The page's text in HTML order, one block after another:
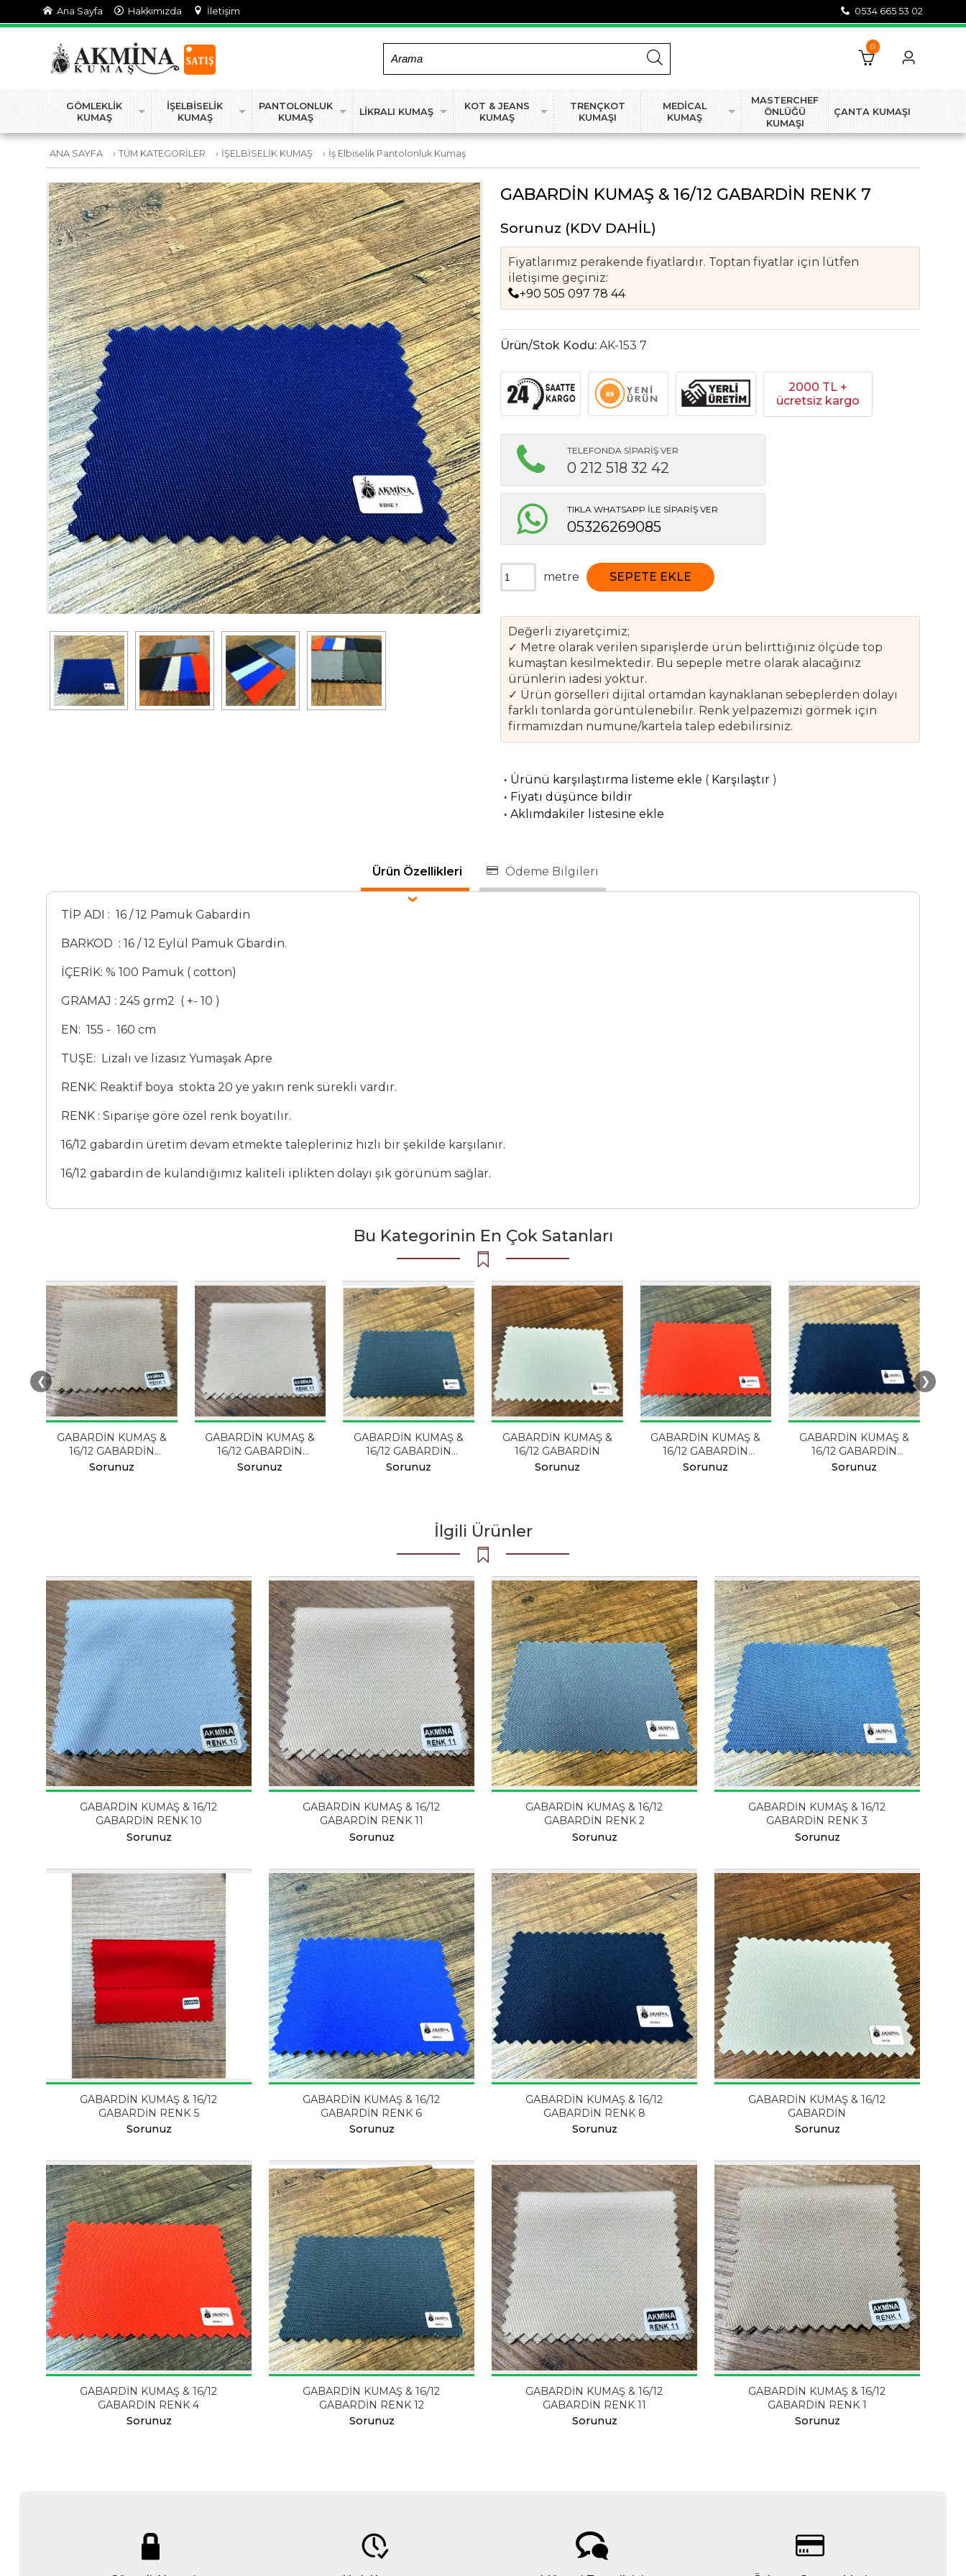
Ana Sayfa Hakkımızda İletişim 0534 665 53 02
0
GÖMLEKLİK
KUMAŞ
İŞELBİSELİK
KUMAŞ
PANTOLONLUK
KUMAŞ
LİKRALI KUMAŞ
KOT & JEANS
KUMAŞ
TRENÇKOT
KUMAŞI
MEDİCAL
KUMAŞ
MASTERCHEF
ÖNLÜĞÜ
KUMAŞI
ÇANTA KUMAŞI
ANA SAYFA › TÜM KATEGORİLER › İŞELBİSELİK KUMAŞ › İş Elbiselik Pantolonluk Kumaş
GABARDİN KUMAŞ & 16/12 GABARDİN RENK 7
Sorunuz (KDV DAHİL)
Fiyatlarımız perakende fiyatlardır. Toptan fiyatlar için lütfen
iletişime geçiniz:
+90 505 097 78 44
Ürün/Stok Kodu:AK-153 7
2000 TL +
ücretsiz kargo
TELEFONDA SİPARİŞ VER
0 212 518 32 42
TIKLA WHATSAPP İLE SİPARİŞ VER
05326269085
metre SEPETE EKLE
Değerli ziyaretçimiz;
✓ Metre olarak verilen siparişlerde ürün belirttiğiniz ölçüde top
kumaştan kesilmektedir. Bu sepeple metre olarak alacağınız
ürünlerin iadesi yoktur.
✓ Ürün görselleri dijital ortamdan kaynaklanan sebeplerden dolayı
farklı tonlarda görüntülenebilir. Renk yelpazemizi görmek için
firmamızdan numune/kartela talep edebilirsiniz.
· Ürünü karşılaştırma listeme ekle ( Karşılaştır )
· Fiyatı düşünce bildir
·Aklımdakiler listesine ekle
Ürün Özellikleri Ödeme Bilgileri
TİP ADI : 16 / 12 Pamuk Gabardin
BARKOD : 16 / 12 Eylül Pamuk Gbardin.
İÇERİK: % 100 Pamuk ( cotton)
GRAMAJ : 245 grm2 ( +- 10 )
EN: 155 - 160 cm
TUŞE: Lizalı ve lizasız Yumaşak Apre
RENK: Reaktif boya stokta 20 ye yakın renk sürekli vardır.
RENK : Siparişe göre özel renk boyatılır.
16/12 gabardin üretim devam etmekte talepleriniz hızlı bir şekilde karşılanır.
16/12 gabardin de kulandığımız kaliteli iplikten dolayı şık görünüm sağlar.
Bu Kategorinin En Çok Satanları
GABARDİN KUMAŞ &
16/12 GABARDİN
RENK 1
Sorunuz
GABARDİN KUMAŞ &
16/12 GABARDİN
RENK 11
Sorunuz
GABARDİN KUMAŞ &
16/12 GABARDİN
RENK 12
Sorunuz
GABARDİN KUMAŞ &
16/12 GABARDİN
Sorunuz
GABARDİN KUMAŞ &
16/12 GABARDİN
RENK 4
Sorunuz
GABARDİN KUMAŞ &
16/12 GABARDİN
RENK 8
Sorunuz
❮ ❯
İlgili Ürünler
GABARDİN KUMAŞ & 16/12
GABARDİN RENK 10
Sorunuz
GABARDİN KUMAŞ & 16/12
GABARDİN RENK 11
Sorunuz
GABARDİN KUMAŞ & 16/12
GABARDİN RENK 2
Sorunuz
GABARDİN KUMAŞ & 16/12
GABARDİN RENK 3
Sorunuz
GABARDİN KUMAŞ & 16/12
GABARDİN RENK 5
Sorunuz
GABARDİN KUMAŞ & 16/12
GABARDİN RENK 6
Sorunuz
GABARDİN KUMAŞ & 16/12
GABARDİN RENK 8
Sorunuz
GABARDİN KUMAŞ & 16/12
GABARDİN
Sorunuz
GABARDİN KUMAŞ & 16/12
GABARDİN RENK 4
Sorunuz
GABARDİN KUMAŞ & 16/12
GABARDİN RENK 12
Sorunuz
GABARDİN KUMAŞ & 16/12
GABARDİN RENK 11
Sorunuz
GABARDİN KUMAŞ & 16/12
GABARDİN RENK 1
Sorunuz